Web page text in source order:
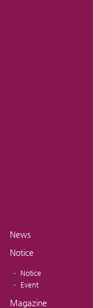
News
Notice
Notice
Event
Magazine